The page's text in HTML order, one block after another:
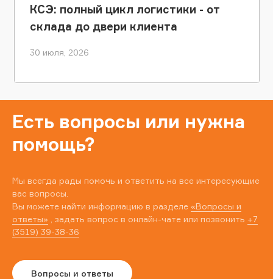
КСЭ: полный цикл логистики - от
склада до двери клиента
30 июля, 2026
Есть вопросы или нужна
помощь?
Мы всегда рады помочь и ответить на все интересующие
вас вопросы.
Вы можете найти информацию в разделе «Вопросы и
ответы» , задать вопрос в онлайн-чате или позвонить +7
(3519) 39-38-36
Вопросы и ответы